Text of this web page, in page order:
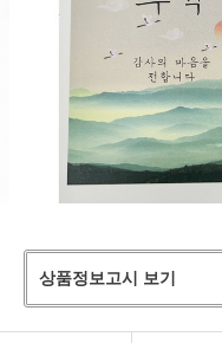
상품정보고시 보기